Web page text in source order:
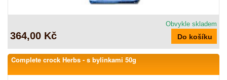
Obvykle skladem
364,00 Kč
Complete crock Herbs - s bylinkami 50g